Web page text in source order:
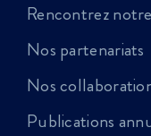
Rencontrez
Nos partenariats
Nos
Publications